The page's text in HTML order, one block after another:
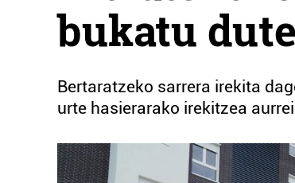
bukatu dute
Bertaratzeko sarrera irekita
urte hasierarako irekitzea